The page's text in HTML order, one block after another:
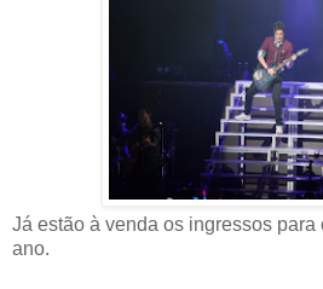
Já estão à venda os ingressos para
ano.